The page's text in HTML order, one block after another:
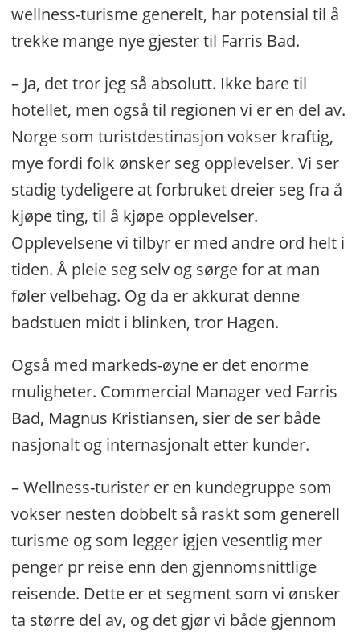
wellness-turisme generelt, har potensial til å
trekke mange nye gjester til Farris Bad.
– Ja, det tror jeg så absolutt. Ikke bare til
hotellet, men også til regionen vi er en del av.
Norge som turistdestinasjon vokser kraftig,
mye fordi folk ønsker seg opplevelser. Vi ser
stadig tydeligere at forbruket dreier seg fra å
kjøpe ting, til å kjøpe opplevelser.
Opplevelsene vi tilbyr er med andre ord helt i
tiden. Å pleie seg selv og sørge for at man
føler velbehag. Og da er akkurat denne
badstuen midt i blinken, tror Hagen.
Også med markeds-øyne er det enorme
muligheter. Commercial Manager ved Farris
Bad, Magnus Kristiansen, sier de ser både
nasjonalt og internasjonalt etter kunder.
– Wellness-turister er en kundegruppe som
vokser nesten dobbelt så raskt som generell
turisme og som legger igjen vesentlig mer
penger pr reise enn den gjennomsnittlige
reisende. Dette er et segment som vi ønsker
ta større del av, og det gjør vi både gjennom